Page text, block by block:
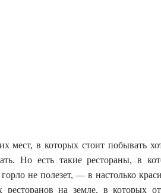
мест, в которых стоит побывать
Но есть такие рестораны, в
не полезет, — в настолько
ресторанов на земле, в которых